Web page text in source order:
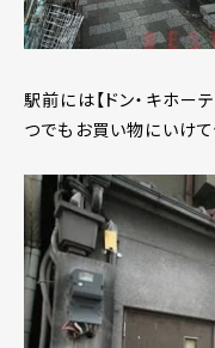
駅前には【ドン・キホー
つでもお買い物にいけて